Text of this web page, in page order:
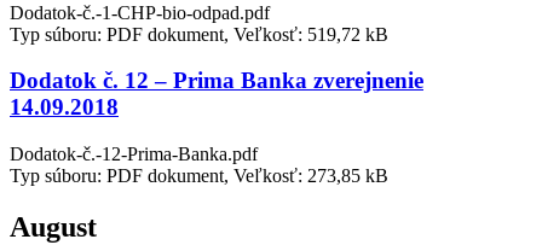
Dodatok-č.-1-CHP-bio-odpad.pdf
Typ súboru: PDF dokument, Veľkosť: 519,72 kB
Dodatok č. 12 – Prima Banka zverejnenie
14.09.2018
Dodatok-č.-12-Prima-Banka.pdf
Typ súboru: PDF dokument, Veľkosť: 273,85 kB
August